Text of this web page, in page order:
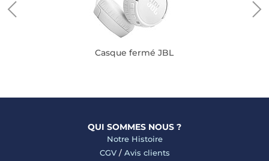
Casque fermé JBL
QUI SOMMES NOUS ?
Notre Histoire
CGV/ Avis clients